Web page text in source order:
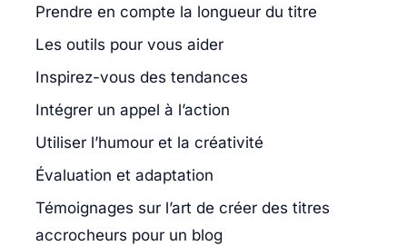
Prendre en compte la longueur du titre
Les outils pour vous aider
Inspirez-vous des tendances
Intégrer un appel à l’action
Utiliser l’humour et la créativité
Évaluation et adaptation
Témoignages sur l’art de créer des titres
accrocheurs pour un blog